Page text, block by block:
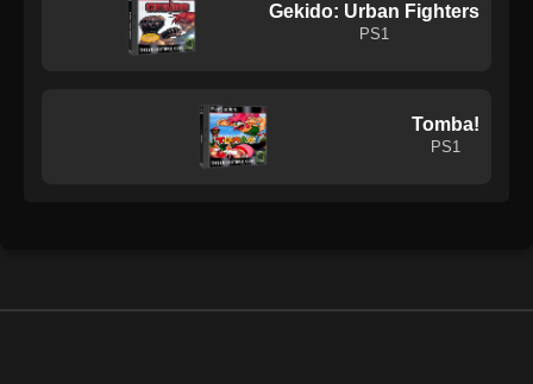
Gekido: Urban Fighters
PS1
Tomba!
PS1